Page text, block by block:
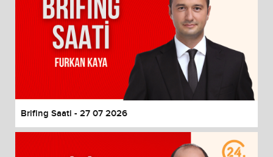
Brifing Saati - 27 07 2026